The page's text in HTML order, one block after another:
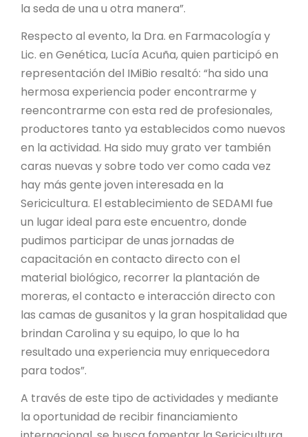
la seda de una u otra manera”.
Respecto al evento, la Dra. en Farmacología y
Lic. en Genética, Lucía Acuña, quien participó en
representación del IMiBio resaltó: “ha sido una
hermosa experiencia poder encontrarme y
reencontrarme con esta red de profesionales,
productores tanto ya establecidos como nuevos
en la actividad. Ha sido muy grato ver también
caras nuevas y sobre todo ver como cada vez
hay más gente joven interesada en la
Sericicultura. El establecimiento de SEDAMI fue
un lugar ideal para este encuentro, donde
pudimos participar de unas jornadas de
capacitación en contacto directo con el
material biológico, recorrer la plantación de
moreras, el contacto e interacción directo con
las camas de gusanitos y la gran hospitalidad que
brindan Carolina y su equipo, lo que lo ha
resultado una experiencia muy enriquecedora
para todos”.
A través de este tipo de actividades y mediante
la oportunidad de recibir financiamiento